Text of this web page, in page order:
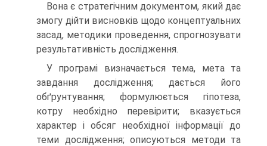
Вона є стратегічним документом, який дає
змогу дійти висновків щодо концептуальних
засад, методики проведення, спрогнозувати
результативність дослідження.
У програмі визначається тема, мета та
завдання дослідження; дається його
обґрунтування; формулюється гіпотеза,
котру необхідно перевірити; вказується
характер і обсяг необхідної інформації до
теми дослідження; описуються методи та